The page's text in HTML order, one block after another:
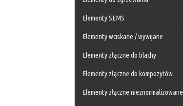
Elementy SEMS
Elementy wciskane / wywijane
Elementy złączne do blachy
Elementy złączne do kompozytów
Elementy złączne nieznormalizowane